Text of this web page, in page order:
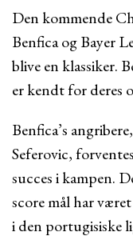
Den kommende
Benfica og Bayer
blive en klassiker.
er kendt for deres
Benfica’s
Seferovic,
succes i kampen.
score mål har
i den portugisiske